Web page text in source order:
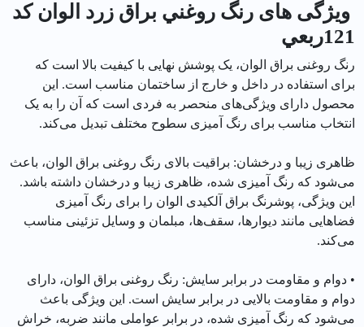
ویژگی های رنگ روغني براق زرد الوان کد
121ربعي
رنگ روغنی براق الوان، یک پوشش نهایی با کیفیت بالا است که
برای استفاده در داخل و خارج از ساختمان مناسب است. این
محصول دارای ویژگی‌های منحصر به فردی است که آن را به یک
انتخاب مناسب برای رنگ آمیزی سطوح مختلف تبدیل می‌کند.
ظاهری زیبا و درخشان: براقیت بالای رنگ روغنی براق الوان، باعث
می‌شود که رنگ آمیزی شده، ظاهری زیبا و درخشان داشته باشد.
این ویژگی، پوشرنگ براق آلکیدی الوان را برای رنگ آمیزی
فضاهایی مانند دیوارها، سقف‌ها، مبلمان و وسایل تزئینی مناسب
می‌کند.
• دوام و مقاومت در برابر سایش: رنگ روغنی براق الوان، دارای
دوام و مقاومت بالایی در برابر سایش است. این ویژگی باعث
می‌شود که رنگ آمیزی شده، در برابر عواملی مانند ضربه، خراش